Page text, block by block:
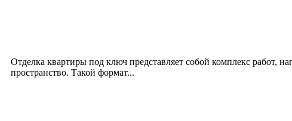
Отделка квартиры под ключ представляет собой комплекс работ,
пространство. Такой формат...